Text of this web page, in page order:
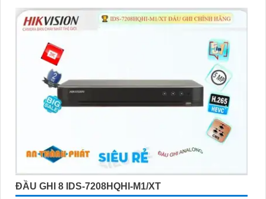
ĐẦU GHI 8 IDS-7208HQHI-M1/XT